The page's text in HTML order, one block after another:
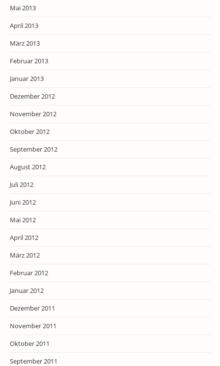
Mai 2013
April 2013
März 2013
Februar 2013
Januar 2013
Dezember 2012
November 2012
Oktober 2012
September 2012
August 2012
Juli 2012
Juni 2012
Mai 2012
April 2012
März 2012
Februar 2012
Januar 2012
Dezember 2011
November 2011
Oktober 2011
September 2011